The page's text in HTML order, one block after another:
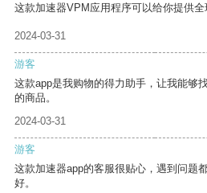
这款加速器VPM应用程序可以给你提供全
2024-03-31
游客
这款app是我购物的得力助手，让我能够
的商品。
2024-03-31
游客
这款加速器app的客服很贴心，遇到问题
好。